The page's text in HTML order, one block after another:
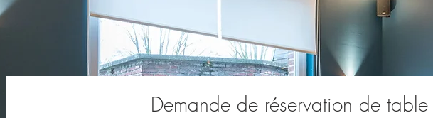
Demande de réservation de table